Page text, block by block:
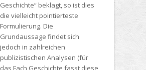
Geschichte“ beklagt, so ist dies
die vielleicht pointierteste
Formulierung. Die
Grundaussage findet sich
jedoch in zahlreichen
publizistischen Analysen (für
das Fach Geschichte fasst diese